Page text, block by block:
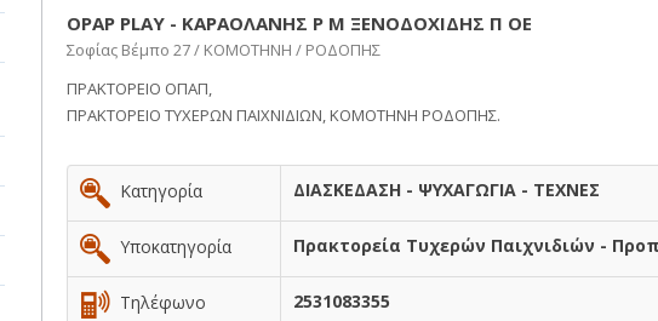
OPAP PLAY - ΚΑΡΑΟΛΑΝΗΣ Ρ Μ ΞΕΝΟΔΟΧΙΔΗΣ Π ΟΕ
Σοφίας Βέμπο 27 / ΚΟΜΟΤΗΝΗ / ΡΟΔΟΠΗΣ
ΠΡΑΚΤΟΡΕΙΟ ΟΠΑΠ,
ΠΡΑΚΤΟΡΕΙΟ ΤΥΧΕΡΩΝ ΠΑΙΧΝΙΔΙΩΝ, ΚΟΜΟΤΗΝΗ ΡΟΔΟΠΗΣ.
Κατηγορία ΔΙΑΣΚΕΔΑΣΗ - ΨΥΧΑΓΩΓΙΑ - ΤΕΧΝΕΣ
Υποκατηγορία Πρακτορεία Τυχερών Παιχνιδιών -
Τηλέφωνο 2531083355